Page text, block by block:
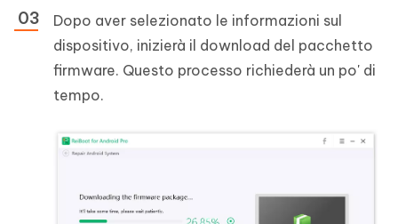
Dopo aver selezionato le informazioni sul
dispositivo, inizierà il download del pacchetto
firmware. Questo processo richiederà un po' di
tempo.